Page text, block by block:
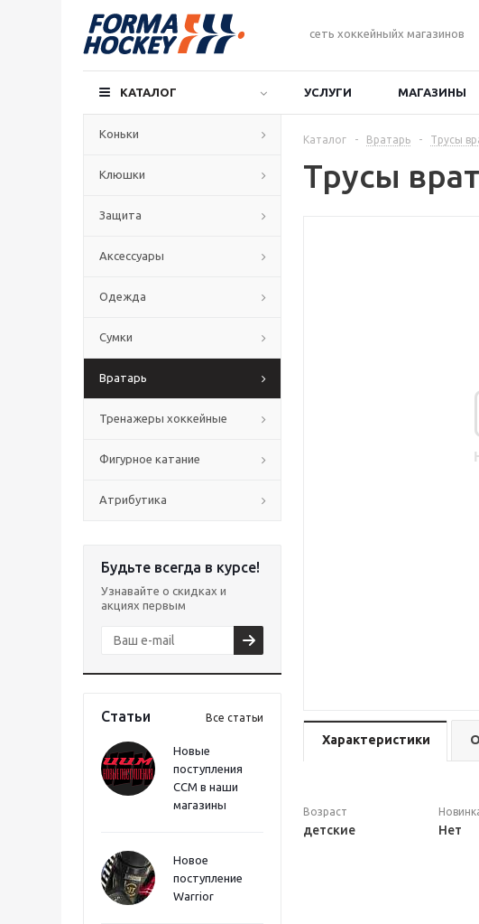
сеть хоккейныйх магазинов
КАТАЛОГ УСЛУГИ МАГАЗИНЫ
Коньки
Клюшки
Защита
Аксессуары
Одежда
Сумки
Вратарь
Тренажеры хоккейные
Фигурное катание
Атрибутика
Будьте всегда в курсе!
Узнавайте о скидках и
акциях первым
Статьи Все статьи
Новые
поступления
CCM в наши
магазины
Новое
поступление
Warrior
Каталог - Вратарь - Трусы
Трусы
Характеристики
Возраст
детские Нет